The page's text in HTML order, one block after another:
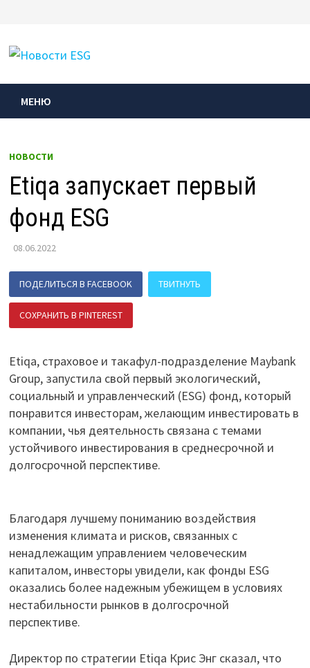
содержимому
МЕНЮ
НОВОСТИ
Etiqa запускает первый
фонд ESG
08.06.2022
ПОДЕЛИТЬСЯ В FACEBOOK ТВИТНУТЬ
СОХРАНИТЬ В PINTEREST
Etiqa, страховое и такафул-подразделение Maybank
Group, запустила свой первый экологический,
социальный и управленческий (ESG) фонд, который
понравится инвесторам, желающим инвестировать в
компании, чья деятельность связана с темами
устойчивого инвестирования в среднесрочной и
долгосрочной перспективе.
Благодаря лучшему пониманию воздействия
изменения климата и рисков, связанных с
ненадлежащим управлением человеческим
капиталом, инвесторы увидели, как фонды ESG
оказались более надежным убежищем в условиях
нестабильности рынков в долгосрочной
перспективе.
Директор по стратегии Etiqa Крис Энг сказал, что